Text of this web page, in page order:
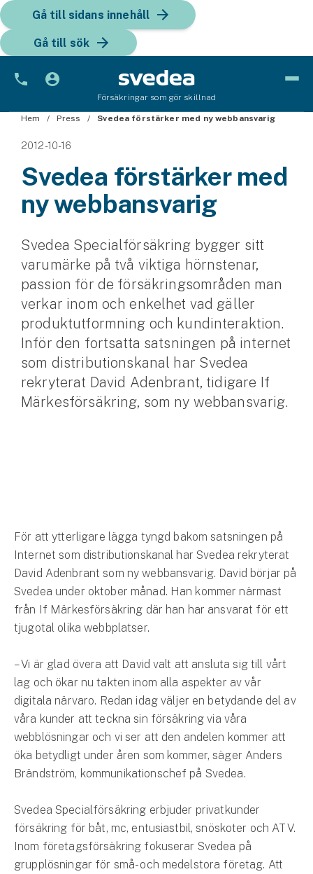
Gå till sidans innehåll
Gå till sök
Försäkringar som gör skillnad
Bil
Bilförsäkring
Bilförsäkring för företag
Fordon
Snöskoterförsäkring
ATV-försäkring
Släpvagnsförsäkring
Husvagnsförsäkring
Motorcykel
Mc-försäkring
Vattenskoterförsäkring
Djur
Hundförsäkring
Jakthundsförsäkring
Kattförsäkring
Djurförsäkring
Hem & hus
Villaförsäkring
Bostadsrättsförsäkring
Hem Press Svedea förstärker med ny webbansvarig
2012-10-16
Svedea förstärker med
ny webbansvarig
Svedea Specialförsäkring bygger sitt
varumärke på två viktiga hörnstenar,
passion för de försäkringsområden man
verkar inom och enkelhet vad gäller
produktutformning och kundinteraktion.
Inför den fortsatta satsningen på internet
som distributionskanal har Svedea
rekryterat David Adenbrant, tidigare If
Märkesförsäkring, som ny webbansvarig.
För att ytterligare lägga tyngd bakom satsningen på
Internet som distributionskanal har Svedea rekryterat
David Adenbrant som ny webbansvarig. David börjar på
Svedea under oktober månad. Han kommer närmast
från If Märkesförsäkring där han har ansvarat för ett
tjugotal olika webbplatser.
– Vi är glad övera att David valt att ansluta sig till vårt
lag och ökar nu takten inom alla aspekter av vår
digitala närvaro. Redan idag väljer en betydande del av
våra kunder att teckna sin försäkring via våra
webblösningar och vi ser att den andelen kommer att
öka betydligt under åren som kommer, säger Anders
Brändström, kommunikationschef på Svedea.
Svedea Specialförsäkring erbjuder privatkunder
försäkring för båt, mc, entusiastbil, snöskoter och ATV.
Inom företagsförsäkring fokuserar Svedea på
grupplösningar för små- och medelstora företag. Att